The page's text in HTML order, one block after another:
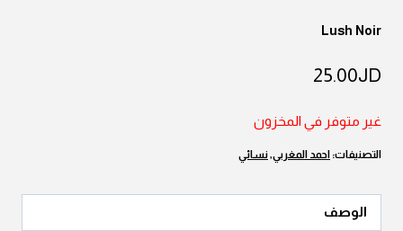
Lush Noir
JD
25.00
غير متوفر في المخزون
التصنيفات: احمد المغربي,نسائي
الوصف